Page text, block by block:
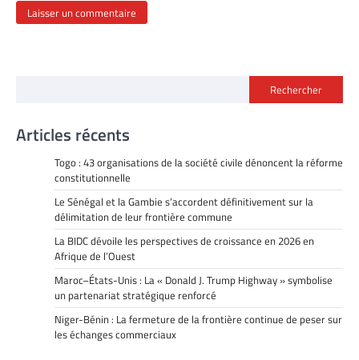
Rechercher
Articles récents
Togo : 43 organisations de la société civile dénoncent la réforme
constitutionnelle
Le Sénégal et la Gambie s’accordent définitivement sur la
délimitation de leur frontière commune
La BIDC dévoile les perspectives de croissance en 2026 en
Afrique de l’Ouest
Maroc–États-Unis : La « Donald J. Trump Highway » symbolise
un partenariat stratégique renforcé
Niger-Bénin : La fermeture de la frontière continue de peser sur
les échanges commerciaux